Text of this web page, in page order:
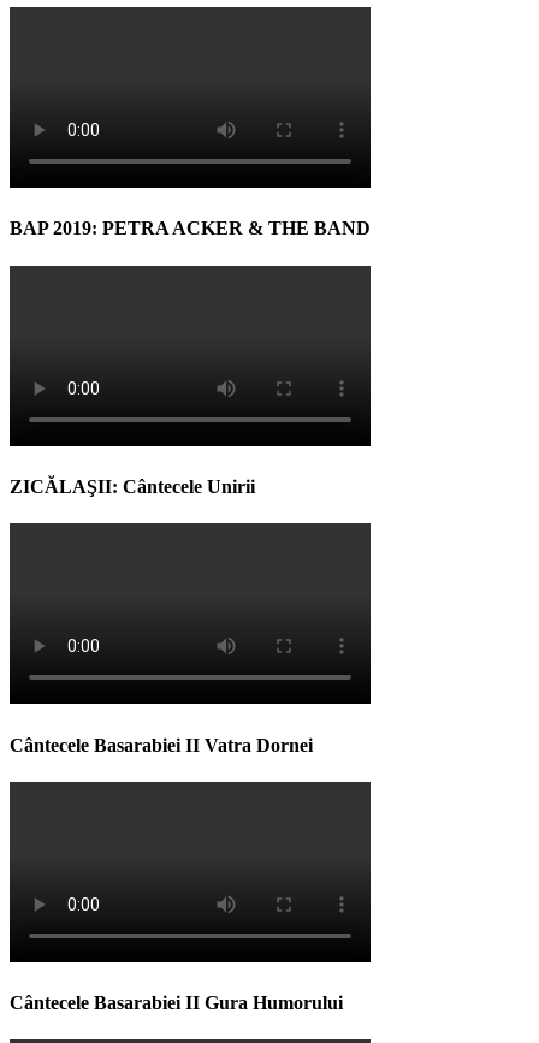
BAP 2019: PETRA ACKER & THE BAND
ZICĂLAŞII: Cântecele Unirii
Cântecele Basarabiei II Vatra Dornei
Cântecele Basarabiei II Gura Humorului